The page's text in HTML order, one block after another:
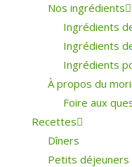
Nos ingrédients
Ingrédients
Ingrédients
Ingrédients
À propos du
Foire aux
Recettes
Dîners
Petits déjeuners